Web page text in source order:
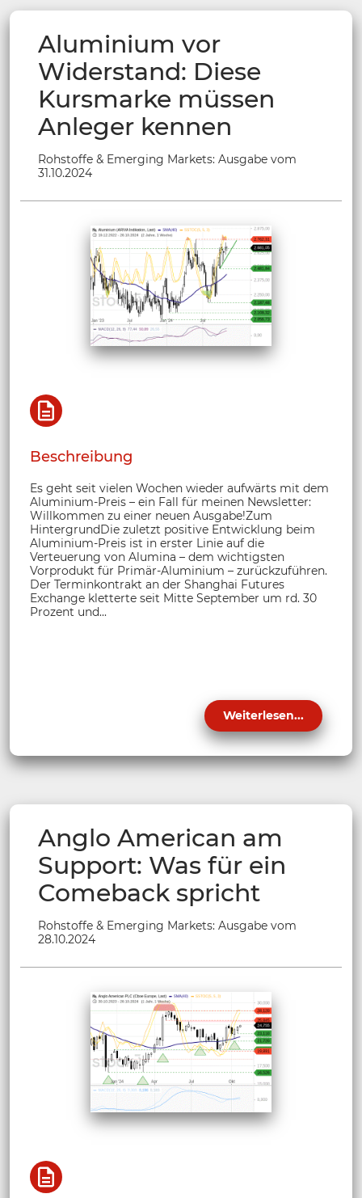
Aluminium vor
Widerstand: Diese
Kursmarke müssen
Anleger kennen
Rohstoffe & Emerging Markets: Ausgabe vom
31.10.2024
Beschreibung
Es geht seit vielen Wochen wieder aufwärts mit dem
Aluminium-Preis – ein Fall für meinen Newsletter:
Willkommen zu einer neuen Ausgabe!Zum
HintergrundDie zuletzt positive Entwicklung beim
Aluminium-Preis ist in erster Linie auf die
Verteuerung von Alumina – dem wichtigsten
Vorprodukt für Primär-Aluminium – zurückzuführen.
Der Terminkontrakt an der Shanghai Futures
Exchange kletterte seit Mitte September um rd. 30
Prozent und...
Weiterlesen...
Anglo American am
Support: Was für ein
Comeback spricht
Rohstoffe & Emerging Markets: Ausgabe vom
28.10.2024